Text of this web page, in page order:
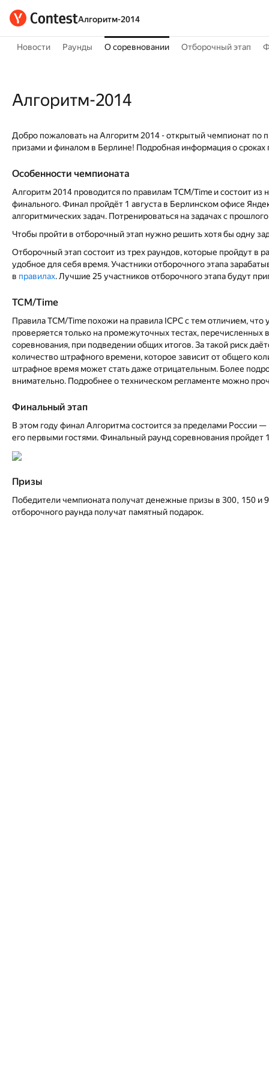
Алгоритм-2014
Новости Раунды О соревновании Отборочный этап
Алгоритм-2014
Добро пожаловать на Алгоритм 2014 - открытый чемпионат
призами и финалом в Берлине! Подробная информация о
Особенности чемпионата
Алгоритм 2014 проводится по правилам TCM/Time и состоит
финального. Финал пройдёт 1 августа в Берлинском офисе
алгоритмических задач. Потренироваться на задачах с
Чтобы пройти в отборочный этап нужно решить хотя бы одну
Отборочный этап состоит из трех раундов, которые пройдут в
удобное для себя время. Участники отборочного этапа
в правилах. Лучшие 25 участников отборочного этапа будут
TCM/Time
Правила TCM/Time похожи на правила ICPC с тем отличием,
проверяется только на промежуточных тестах, перечисленных
соревнования, при подведении общих итогов. За такой риск
количество штрафного времени, которое зависит от общего
штрафное время может стать даже отрицательным. Более
внимательно. Подробнее о техническом регламенте можно
Финальный этап
В этом году финал Алгоритма состоится за пределами России
его первыми гостями. Финальный раунд соревнования пройдет
Призы
Победители чемпионата получат денежные призы в 300, 150 и
отборочного раунда получат памятный подарок.